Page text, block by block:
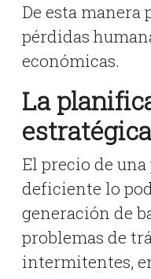
De esta manera
pérdidas
económicas.
La
estratégica
El precio de
deficiente lo
generación de
problemas de
intermitentes,